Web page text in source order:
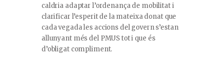
caldria adaptar l’ordenança de mobilitat i
clarificar l’esperit de la mateixa donat que
cada vegada les accions del govern s’estan
allunyant més del PMUS tot i que és
d’obligat compliment.